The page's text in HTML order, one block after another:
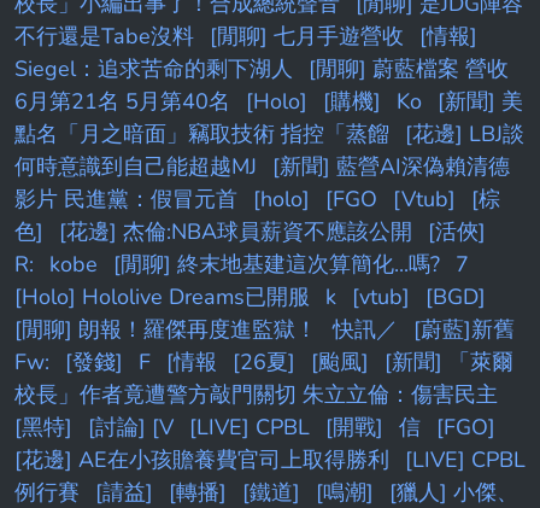
不行還是Tabe沒料
[閒聊] 七月手遊營收
[情報]
Siegel：追求苦命的剩下湖人
[閒聊] 蔚藍檔案 營收
6月第21名 5月第40名
[Holo] [購機] Ko
[新聞] 美
點名「月之暗面」竊取技術 指控「蒸餾
[花邊] LBJ談
何時意識到自己能超越MJ
[新聞] 藍營AI深偽賴清德
影片 民進黨：假冒元首
[holo] [FGO [Vtub]
[棕
色]
[花邊] 杰倫:NBA球員薪資不應該公開
[活俠]
R:
kobe [閒聊] 終末地基建這次算簡化...嗎? 7
[Holo] Hololive Dreams已開服
k [vtub]
[BGD]
[閒聊] 朗報！羅傑再度進監獄！
快訊／
[蔚藍]新舊
Fw:
[發錢] F [情報 [26夏] [颱風]
[新聞] 「萊爾
校長」作者竟遭警方敲門關切 朱立立倫：傷害民主
[黑特]
[討論] [V [LIVE] CPBL [開戰] 信
[FGO]
[花邊] AE在小孩贍養費官司上取得勝利
[LIVE] CPBL
例行賽
[請益] [轉播] [鐵道] [鳴潮]
[獵人] 小傑、